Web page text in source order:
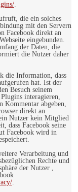
.
die ein solches
mit den Servern
Facebook direkt an
eingebunden.
der Daten, die
die Nutzer daher
die Information, dass
hat. Ist der
Besuch seinem
interagieren,
Kommentar abgeben,
direkt an
Nutzer kein Mitglied
dass Facebook seine
Facebook wird in
Verarbeitung und
Rechte und
der Nutzer ,
.